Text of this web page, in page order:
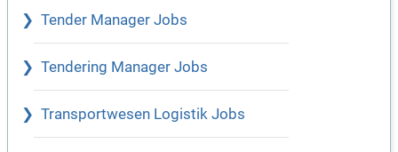
Tender Manager Jobs
Tendering Manager Jobs
Transportwesen Logistik Jobs